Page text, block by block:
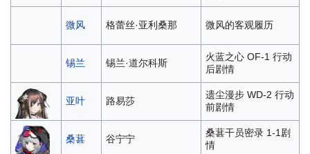
微风 格蕾丝·亚利桑那 微风的客观履历
锡兰 锡兰·道尔科斯
火蓝之心 OF-1 行动
后剧情
亚叶 路易莎
遗尘漫步 WD-2 行动
前剧情
桑葚 谷宁宁
桑葚干员密录 1-1剧
情